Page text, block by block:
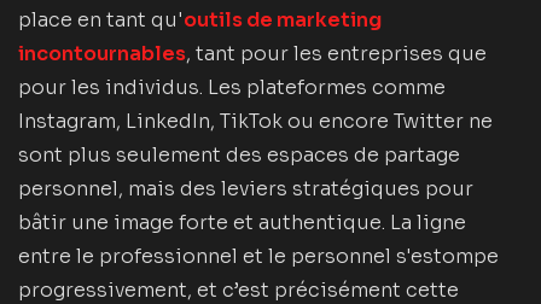
place en tant qu'outils de marketing
incontournables, tant pour les entreprises que
pour les individus. Les plateformes comme
Instagram, LinkedIn, TikTok ou encore Twitter ne
sont plus seulement des espaces de partage
personnel, mais des leviers stratégiques pour
bâtir une image forte et authentique. La ligne
entre le professionnel et le personnel s'estompe
progressivement, et c’est précisément cette